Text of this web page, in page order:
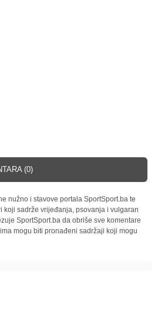
(0)
nužno i stavove portala SportSport.ba te
koji sadrže vrijeđanja, psovanja i vulgaran
SportSport.ba da obriše sve komentare
mogu biti pronađeni sadržaji koji mogu